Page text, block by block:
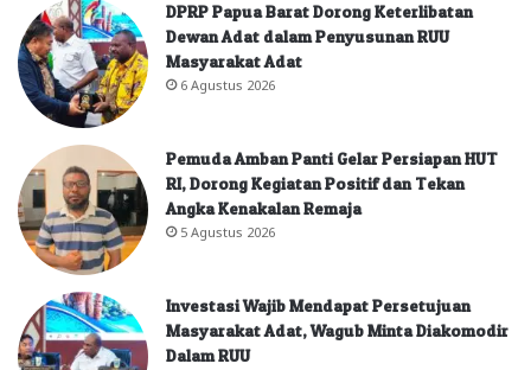
DPRP Papua Barat Dorong Keterlibatan
Dewan Adat dalam Penyusunan RUU
Masyarakat Adat
6 Agustus 2026
Pemuda Amban Panti Gelar Persiapan HUT
RI, Dorong Kegiatan Positif dan Tekan
Angka Kenakalan Remaja
5 Agustus 2026
Investasi Wajib Mendapat Persetujuan
Masyarakat Adat, Wagub Minta Diakomodir
Dalam RUU